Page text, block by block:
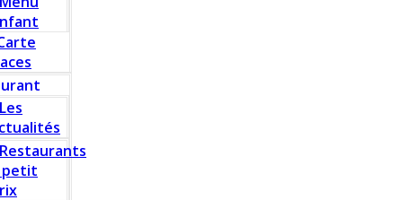
Les
Restaurants
petit